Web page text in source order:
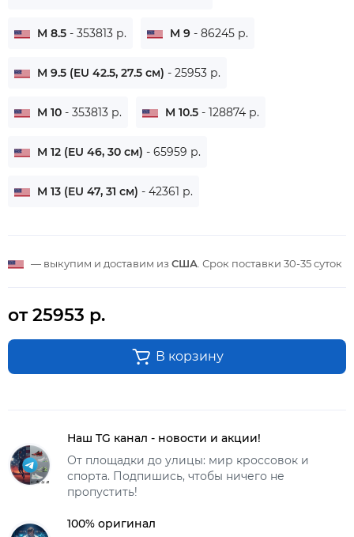
M 8.5 - 353813 р. M 9 - 86245 р.
M 9.5 (EU 42.5, 27.5 см) - 25953 р.
M 10 - 353813 р. M 10.5 - 128874 р.
M 12 (EU 46, 30 см) - 65959 р.
M 13 (EU 47, 31 см) - 42361 р.
— выкупим и доставим из США . Срок поставки 30-35 суток
от 25953 р.
В корзину
Наш TG канал - новости и акции!
От площадки до улицы: мир кроссовок и
спорта. Подпишись, чтобы ничего не
пропустить!
100% оригинал